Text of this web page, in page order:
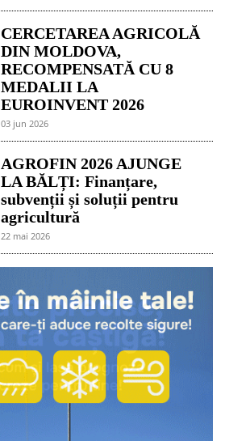
CERCETAREA AGRICOLĂ
DIN MOLDOVA,
RECOMPENSATĂ CU 8
MEDALII LA
EUROINVENT 2026
03 jun 2026
AGROFIN 2026 AJUNGE
LA BĂLȚI: Finanțare,
subvenții și soluții pentru
agricultură
22 mai 2026